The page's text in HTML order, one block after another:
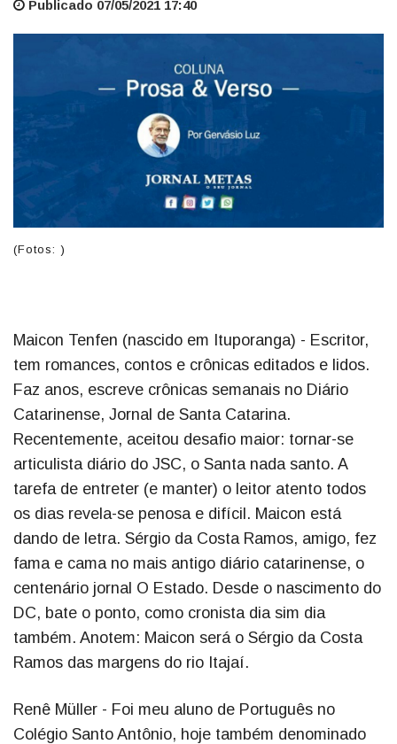
Publicado 07/05/2021 17:40
(Fotos: )
Maicon Tenfen (nascido em Ituporanga) - Escritor,
tem romances, contos e crônicas editados e lidos.
Faz anos, escreve crônicas semanais no Diário
Catarinense, Jornal de Santa Catarina.
Recentemente, aceitou desafio maior: tornar-se
articulista diário do JSC, o Santa nada santo. A
tarefa de entreter (e manter) o leitor atento todos
os dias revela-se penosa e difícil. Maicon está
dando de letra. Sérgio da Costa Ramos, amigo, fez
fama e cama no mais antigo diário catarinense, o
centenário jornal O Estado. Desde o nascimento do
DC, bate o ponto, como cronista dia sim dia
também. Anotem: Maicon será o Sérgio da Costa
Ramos das margens do rio Itajaí.
Renê Müller - Foi meu aluno de Português no
Colégio Santo Antônio, hoje também denominado